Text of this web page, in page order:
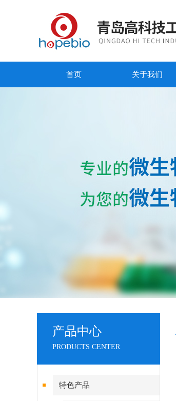
首页 关于我们
产品中心
PRODUCTS CENTER
特色产品